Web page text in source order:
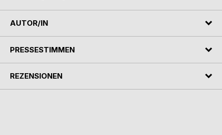
AUTOR/IN
PRESSESTIMMEN
REZENSIONEN